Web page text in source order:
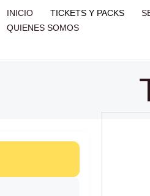
INICIO TICKETS Y PACKS
QUIENES SOMOS